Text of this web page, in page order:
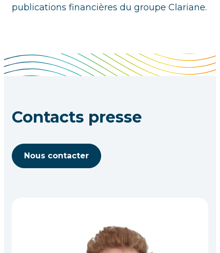
publications financières du groupe Clariane.
Contacts presse
Nous contacter